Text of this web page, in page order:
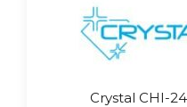
Crystal CHI-